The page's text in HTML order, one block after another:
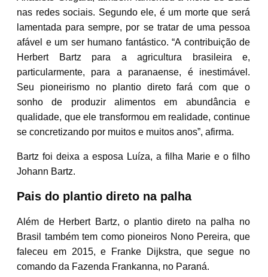
nas redes sociais. Segundo ele, é um morte que será
lamentada para sempre, por se tratar de uma pessoa
afável e um ser humano fantástico. “A contribuição de
Herbert Bartz para a agricultura brasileira e,
particularmente, para a paranaense, é inestimável.
Seu pioneirismo no plantio direto fará com que o
sonho de produzir alimentos em abundância e
qualidade, que ele transformou em realidade, continue
se concretizando por muitos e muitos anos”, afirma.
Bartz foi deixa a esposa Luíza, a filha Marie e o filho
Johann Bartz.
Pais do plantio direto na palha
Além de Herbert Bartz, o plantio direto na palha no
Brasil também tem como pioneiros Nono Pereira, que
faleceu em 2015, e Franke Dijkstra, que segue no
comando da Fazenda Frankanna, no Paraná.